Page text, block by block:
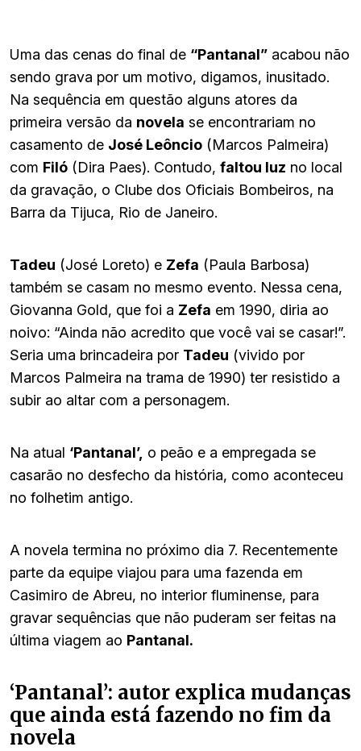
Uma das cenas do final de “Pantanal” acabou não
sendo grava por um motivo, digamos, inusitado.
Na sequência em questão alguns atores da
primeira versão da novela se encontrariam no
casamento de José Leôncio (Marcos Palmeira)
com Filó (Dira Paes). Contudo, faltou luz no local
da gravação, o Clube dos Oficiais Bombeiros, na
Barra da Tijuca, Rio de Janeiro.
Tadeu (José Loreto) e Zefa (Paula Barbosa)
também se casam no mesmo evento. Nessa cena,
Giovanna Gold, que foi a Zefa em 1990, diria ao
noivo: “Ainda não acredito que você vai se casar!”.
Seria uma brincadeira por Tadeu (vivido por
Marcos Palmeira na trama de 1990) ter resistido a
subir ao altar com a personagem.
Na atual ‘Pantanal’, o peão e a empregada se
casarão no desfecho da história, como aconteceu
no folhetim antigo.
A novela termina no próximo dia 7. Recentemente
parte da equipe viajou para uma fazenda em
Casimiro de Abreu, no interior fluminense, para
gravar sequências que não puderam ser feitas na
última viagem ao Pantanal.
‘Pantanal’: autor explica mudanças
que ainda está fazendo no fim da
novela